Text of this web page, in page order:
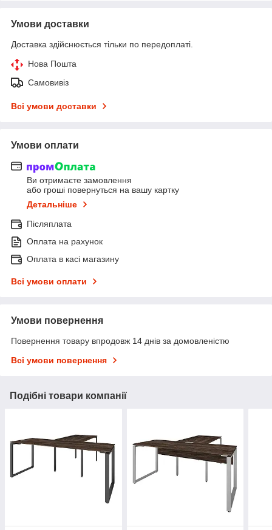
Умови доставки
Доставка здійснюється тільки по передоплаті.
Нова Пошта
Самовивіз
Всі умови доставки
Умови оплати
Ви отримаєте замовлення
або гроші повернуться на вашу картку
Детальніше
Післяплата
Оплата на рахунок
Оплата в касі магазину
Всі умови оплати
Умови повернення
Повернення товару впродовж 14 днів за домовленістю
Всі умови повернення
Подібні товари компанії